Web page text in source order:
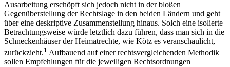
Ausarbeitung erschöpft sich jedoch nicht in der bloßen
Gegenüberstellung der Rechtslage in den beiden Ländern und geht
über eine deskriptive Zusammenstellung hinaus. Solch eine isolierte
Betrachtungsweise würde letztlich dazu führen, dass man sich in die
Schneckenhäuser der Heimatrechte, wie Kötz es veranschaulicht,
zurückzieht.1 Aufbauend auf einer rechtsvergleichenden Methodik
sollen Empfehlungen für die jeweiligen Rechtsordnungen